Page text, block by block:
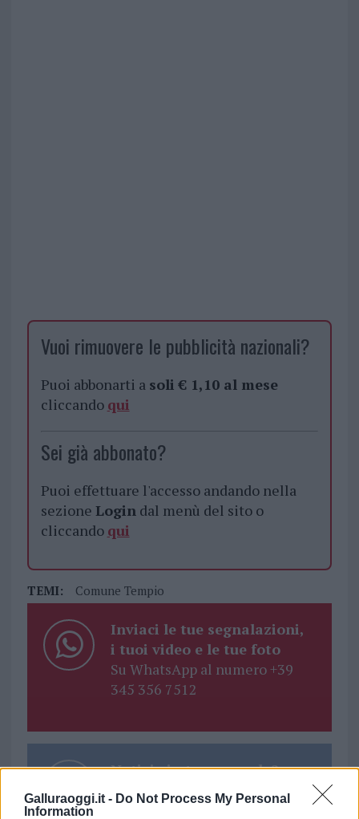
Galluraoggi.it - Do Not Process My Personal
Information
Vuoi rimuovere le pubblicità nazionali?
Puoi abbonarti a soli € 1,10 al mese
cliccando qui
Sei già abbonato?
Puoi effettuare l'accesso andando nella
sezione Logindal menù del sito o
cliccando qui
TEMI: Comune Tempio
Inviaci le tue segnalazioni,
i tuoi video e le tue foto
Su WhatsApp al numero +39
345 356 7512
Notizie in tempo reale?
Entra nel canale telegram di